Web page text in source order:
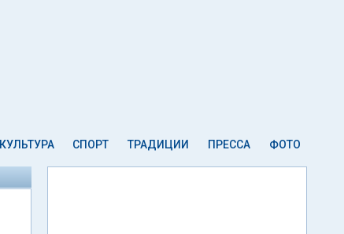
КУЛЬТУРА СПОРТ ТРАДИЦИИ ПРЕССА ФОТО